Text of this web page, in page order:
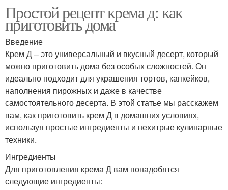
Простой рецепт крема д: как
приготовить дома
Введение
Крем Д – это универсальный и вкусный десерт, который
можно приготовить дома без особых сложностей. Он
идеально подходит для украшения тортов, капкейков,
наполнения пирожных и даже в качестве
самостоятельного десерта. В этой статье мы расскажем
вам, как приготовить крем Д в домашних условиях,
используя простые ингредиенты и нехитрые кулинарные
техники.
Ингредиенты
Для приготовления крема Д вам понадобятся
следующие ингредиенты: